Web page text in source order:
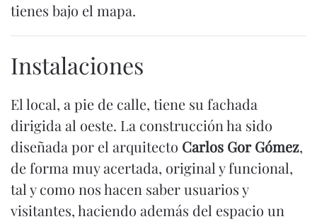
tienes bajo el mapa.
Instalaciones
El local, a pie de calle, tiene su fachada
dirigida al oeste. La construcción ha sido
diseñada por el arquitecto Carlos Gor Gómez,
de forma muy acertada, original y funcional,
tal y como nos hacen saber usuarios y
visitantes, haciendo además del espacio un